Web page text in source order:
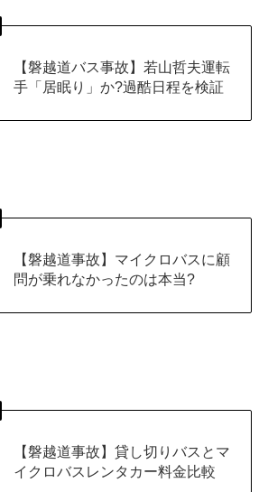
【磐越道バス事故】若山哲夫運転
手「居眠り」か?過酷日程を検証
【磐越道事故】マイクロバスに顧
問が乗れなかったのは本当?
【磐越道事故】貸し切りバスとマ
イクロバスレンタカー料金比較